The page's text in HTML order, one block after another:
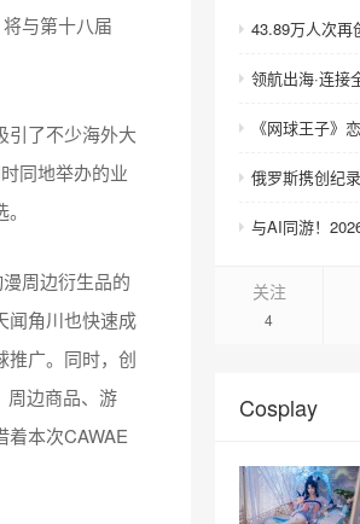
与第十八届
引了不少海外大
同地举办的业
周边衍生品的
闻角川也快速成
推广。同时，创
周边商品、游
本次CAWAE
俄罗斯携创纪
与AI同游！
关注
4
Cosplay